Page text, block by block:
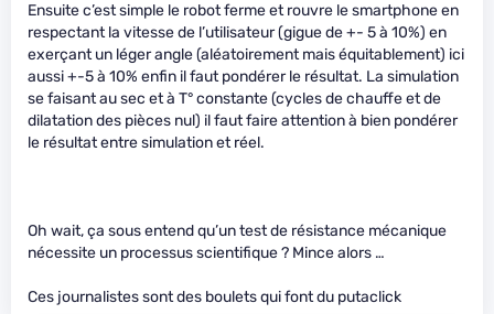
Ensuite c’est simple le robot ferme et rouvre le smartphone en
respectant la vitesse de l’utilisateur (gigue de +- 5 à 10%) en
exerçant un léger angle (aléatoirement mais équitablement) ici
aussi +-5 à 10% enfin il faut pondérer le résultat. La simulation
se faisant au sec et à T° constante (cycles de chauffe et de
dilatation des pièces nul) il faut faire attention à bien pondérer
le résultat entre simulation et réel.
Oh wait, ça sous entend qu’un test de résistance mécanique
nécessite un processus scientifique ? Mince alors …
Ces journalistes sont des boulets qui font du putaclick